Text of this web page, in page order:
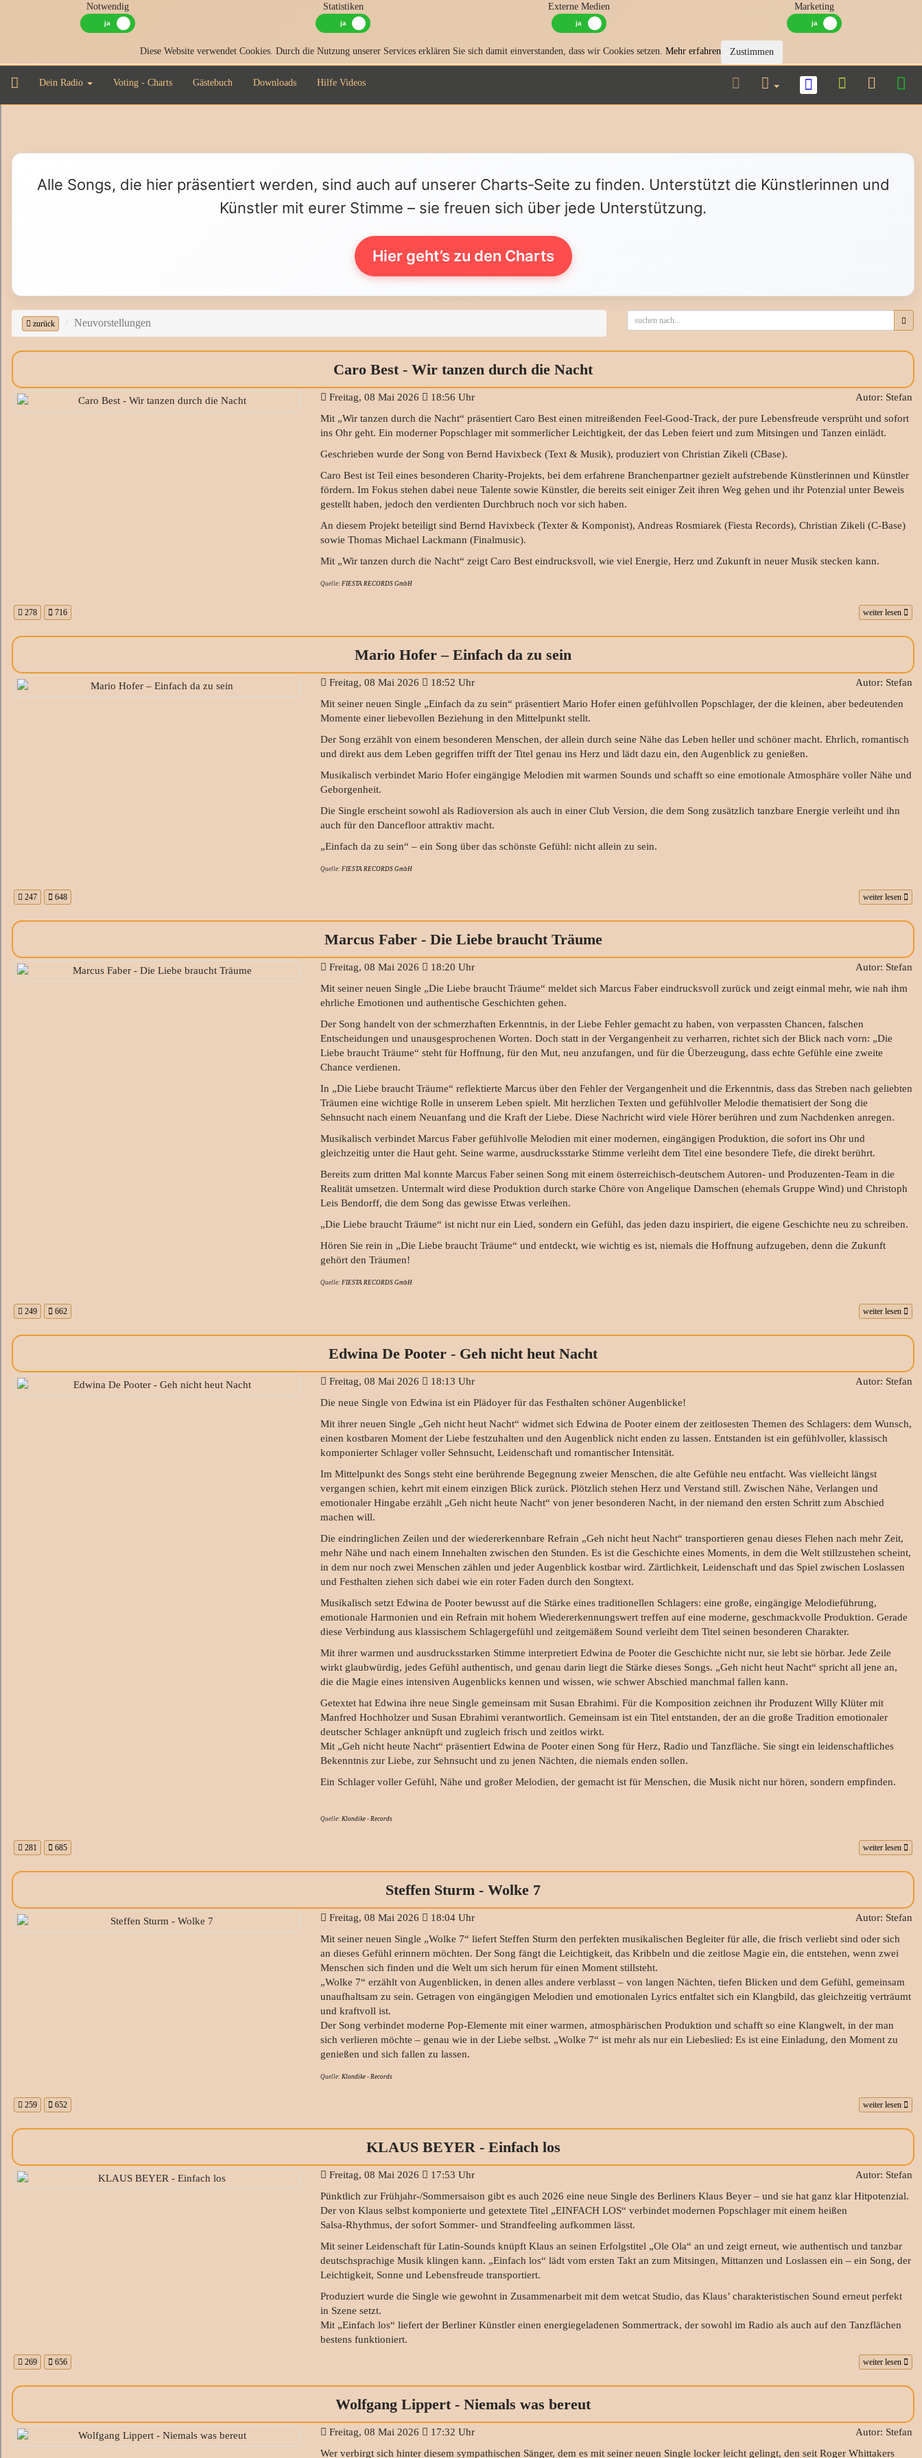
Notwendig Statistiken Externe Medien Marketing
Diese Website verwendet Cookies. Durch die Nutzung unserer Services erklären Sie sich damit einverstanden, dass wir Cookies setzen. Mehr erfahren Zustimmen
Dein Radio Voting - Charts Gästebuch Downloads Hilfe Videos
Alle Songs, die hier präsentiert werden, sind auch auf unserer Charts‑Seite zu finden. Unterstützt die Künstlerinnen und
Künstler mit eurer Stimme – sie freuen sich über jede Unterstützung.
Hier geht’s zu den Charts
zurück Neuvorstellungen
Caro Best - Wir tanzen durch die Nacht
Freitag, 08 Mai 2026 18:56 Uhr
Autor: Stefan
Mit „Wir tanzen durch die Nacht“ präsentiert Caro Best einen mitreißenden Feel-Good-Track, der pure Lebensfreude versprüht und sofort
ins Ohr geht. Ein moderner Popschlager mit sommerlicher Leichtigkeit, der das Leben feiert und zum Mitsingen und Tanzen einlädt.
Geschrieben wurde der Song von Bernd Havixbeck (Text & Musik), produziert von Christian Zikeli (CBase).
Caro Best ist Teil eines besonderen Charity-Projekts, bei dem erfahrene Branchenpartner gezielt aufstrebende Künstlerinnen und Künstler
fördern. Im Fokus stehen dabei neue Talente sowie Künstler, die bereits seit einiger Zeit ihren Weg gehen und ihr Potenzial unter Beweis
gestellt haben, jedoch den verdienten Durchbruch noch vor sich haben.
An diesem Projekt beteiligt sind Bernd Havixbeck (Texter & Komponist), Andreas Rosmiarek (Fiesta Records), Christian Zikeli (C-Base)
sowie Thomas Michael Lackmann (Finalmusic).
Mit „Wir tanzen durch die Nacht“ zeigt Caro Best eindrucksvoll, wie viel Energie, Herz und Zukunft in neuer Musik stecken kann.
Quelle: FIESTA RECORDS GmbH
278 716 weiter lesen
Mario Hofer – Einfach da zu sein
Freitag, 08 Mai 2026 18:52 Uhr
Autor: Stefan
Mit seiner neuen Single „Einfach da zu sein“ präsentiert Mario Hofer einen gefühlvollen Popschlager, der die kleinen, aber bedeutenden
Momente einer liebevollen Beziehung in den Mittelpunkt stellt.
Der Song erzählt von einem besonderen Menschen, der allein durch seine Nähe das Leben heller und schöner macht. Ehrlich, romantisch
und direkt aus dem Leben gegriffen trifft der Titel genau ins Herz und lädt dazu ein, den Augenblick zu genießen.
Musikalisch verbindet Mario Hofer eingängige Melodien mit warmen Sounds und schafft so eine emotionale Atmosphäre voller Nähe und
Geborgenheit.
Die Single erscheint sowohl als Radioversion als auch in einer Club Version, die dem Song zusätzlich tanzbare Energie verleiht und ihn
auch für den Dancefloor attraktiv macht.
„Einfach da zu sein“ – ein Song über das schönste Gefühl: nicht allein zu sein.
Quelle: FIESTA RECORDS GmbH
247 648 weiter lesen
Marcus Faber - Die Liebe braucht Träume
Freitag, 08 Mai 2026 18:20 Uhr
Autor: Stefan
Mit seiner neuen Single „Die Liebe braucht Träume“ meldet sich Marcus Faber eindrucksvoll zurück und zeigt einmal mehr, wie nah ihm
ehrliche Emotionen und authentische Geschichten gehen.
Der Song handelt von der schmerzhaften Erkenntnis, in der Liebe Fehler gemacht zu haben, von verpassten Chancen, falschen
Entscheidungen und unausgesprochenen Worten. Doch statt in der Vergangenheit zu verharren, richtet sich der Blick nach vorn: „Die
Liebe braucht Träume“ steht für Hoffnung, für den Mut, neu anzufangen, und für die Überzeugung, dass echte Gefühle eine zweite
Chance verdienen.
In „Die Liebe braucht Träume“ reflektierte Marcus über den Fehler der Vergangenheit und die Erkenntnis, dass das Streben nach geliebten
Träumen eine wichtige Rolle in unserem Leben spielt. Mit herzlichen Texten und gefühlvoller Melodie thematisiert der Song die
Sehnsucht nach einem Neuanfang und die Kraft der Liebe. Diese Nachricht wird viele Hörer berühren und zum Nachdenken anregen.
Musikalisch verbindet Marcus Faber gefühlvolle Melodien mit einer modernen, eingängigen Produktion, die sofort ins Ohr und
gleichzeitig unter die Haut geht. Seine warme, ausdrucksstarke Stimme verleiht dem Titel eine besondere Tiefe, die direkt berührt.
Bereits zum dritten Mal konnte Marcus Faber seinen Song mit einem österreichisch-deutschem Autoren- und Produzenten-Team in die
Realität umsetzen. Untermalt wird diese Produktion durch starke Chöre von Angelique Damschen (ehemals Gruppe Wind) und Christoph
Leis Bendorff, die dem Song das gewisse Etwas verleihen.
„Die Liebe braucht Träume“ ist nicht nur ein Lied, sondern ein Gefühl, das jeden dazu inspiriert, die eigene Geschichte neu zu schreiben.
Hören Sie rein in „Die Liebe braucht Träume“ und entdeckt, wie wichtig es ist, niemals die Hoffnung aufzugeben, denn die Zukunft
gehört den Träumen!
Quelle: FIESTA RECORDS GmbH
249 662 weiter lesen
Edwina De Pooter - Geh nicht heut Nacht
Freitag, 08 Mai 2026 18:13 Uhr
Autor: Stefan
Die neue Single von Edwina ist ein Plädoyer für das Festhalten schöner Augenblicke!
Mit ihrer neuen Single „Geh nicht heut Nacht“ widmet sich Edwina de Pooter einem der zeitlosesten Themen des Schlagers: dem Wunsch,
einen kostbaren Moment der Liebe festzuhalten und den Augenblick nicht enden zu lassen. Entstanden ist ein gefühlvoller, klassisch
komponierter Schlager voller Sehnsucht, Leidenschaft und romantischer Intensität.
Im Mittelpunkt des Songs steht eine berührende Begegnung zweier Menschen, die alte Gefühle neu entfacht. Was vielleicht längst
vergangen schien, kehrt mit einem einzigen Blick zurück. Plötzlich stehen Herz und Verstand still. Zwischen Nähe, Verlangen und
emotionaler Hingabe erzählt „Geh nicht heute Nacht“ von jener besonderen Nacht, in der niemand den ersten Schritt zum Abschied
machen will.
Die eindringlichen Zeilen und der wiedererkennbare Refrain „Geh nicht heut Nacht“ transportieren genau dieses Flehen nach mehr Zeit,
mehr Nähe und nach einem Innehalten zwischen den Stunden. Es ist die Geschichte eines Moments, in dem die Welt stillzustehen scheint,
in dem nur noch zwei Menschen zählen und jeder Augenblick kostbar wird. Zärtlichkeit, Leidenschaft und das Spiel zwischen Loslassen
und Festhalten ziehen sich dabei wie ein roter Faden durch den Songtext.
Musikalisch setzt Edwina de Pooter bewusst auf die Stärke eines traditionellen Schlagers: eine große, eingängige Melodieführung,
emotionale Harmonien und ein Refrain mit hohem Wiedererkennungswert treffen auf eine moderne, geschmackvolle Produktion. Gerade
diese Verbindung aus klassischem Schlagergefühl und zeitgemäßem Sound verleiht dem Titel seinen besonderen Charakter.
Mit ihrer warmen und ausdrucksstarken Stimme interpretiert Edwina de Pooter die Geschichte nicht nur, sie lebt sie hörbar. Jede Zeile
wirkt glaubwürdig, jedes Gefühl authentisch, und genau darin liegt die Stärke dieses Songs. „Geh nicht heut Nacht“ spricht all jene an,
die die Magie eines intensiven Augenblicks kennen und wissen, wie schwer Abschied manchmal fallen kann.
Getextet hat Edwina ihre neue Single gemeinsam mit Susan Ebrahimi. Für die Komposition zeichnen ihr Produzent Willy Klüter mit
Manfred Hochholzer und Susan Ebrahimi verantwortlich. Gemeinsam ist ein Titel entstanden, der an die große Tradition emotionaler
deutscher Schlager anknüpft und zugleich frisch und zeitlos wirkt.
Mit „Geh nicht heute Nacht“ präsentiert Edwina de Pooter einen Song für Herz, Radio und Tanzfläche. Sie singt ein leidenschaftliches
Bekenntnis zur Liebe, zur Sehnsucht und zu jenen Nächten, die niemals enden sollen.
Ein Schlager voller Gefühl, Nähe und großer Melodien, der gemacht ist für Menschen, die Musik nicht nur hören, sondern empfinden.
Quelle: Klondike - Records
281 685 weiter lesen
Steffen Sturm - Wolke 7
Freitag, 08 Mai 2026 18:04 Uhr
Autor: Stefan
Mit seiner neuen Single „Wolke 7“ liefert Steffen Sturm den perfekten musikalischen Begleiter für alle, die frisch verliebt sind oder sich
an dieses Gefühl erinnern möchten. Der Song fängt die Leichtigkeit, das Kribbeln und die zeitlose Magie ein, die entstehen, wenn zwei
Menschen sich finden und die Welt um sich herum für einen Moment stillsteht.
„Wolke 7“ erzählt von Augenblicken, in denen alles andere verblasst – von langen Nächten, tiefen Blicken und dem Gefühl, gemeinsam
unaufhaltsam zu sein. Getragen von eingängigen Melodien und emotionalen Lyrics entfaltet sich ein Klangbild, das gleichzeitig verträumt
und kraftvoll ist.
Der Song verbindet moderne Pop-Elemente mit einer warmen, atmosphärischen Produktion und schafft so eine Klangwelt, in der man
sich verlieren möchte – genau wie in der Liebe selbst. „Wolke 7“ ist mehr als nur ein Liebeslied: Es ist eine Einladung, den Moment zu
genießen und sich fallen zu lassen.
Quelle: Klondike - Records
259 652 weiter lesen
KLAUS BEYER - Einfach los
Freitag, 08 Mai 2026 17:53 Uhr
Autor: Stefan
Pünktlich zur Frühjahr‑/Sommersaison gibt es auch 2026 eine neue Single des Berliners Klaus Beyer – und sie hat ganz klar Hitpotenzial.
Der von Klaus selbst komponierte und getextete Titel „EINFACH LOS“ verbindet modernen Popschlager mit einem heißen
Salsa‑Rhythmus, der sofort Sommer‑ und Strandfeeling aufkommen lässt.
Mit seiner Leidenschaft für Latin‑Sounds knüpft Klaus an seinen Erfolgstitel „Ole Ola“ an und zeigt erneut, wie authentisch und tanzbar
deutschsprachige Musik klingen kann. „Einfach los“ lädt vom ersten Takt an zum Mitsingen, Mittanzen und Loslassen ein – ein Song, der
Leichtigkeit, Sonne und Lebensfreude transportiert.
Produziert wurde die Single wie gewohnt in Zusammenarbeit mit dem wetcat Studio, das Klaus’ charakteristischen Sound erneut perfekt
in Szene setzt.
Mit „Einfach los“ liefert der Berliner Künstler einen energiegeladenen Sommertrack, der sowohl im Radio als auch auf den Tanzflächen
bestens funktioniert.
269 656 weiter lesen
Wolfgang Lippert - Niemals was bereut
Freitag, 08 Mai 2026 17:32 Uhr
Autor: Stefan
Wer verbirgt sich hinter diesem sympathischen Sänger, dem es mit seiner neuen Single locker leicht gelingt, den seit Roger Whittakers